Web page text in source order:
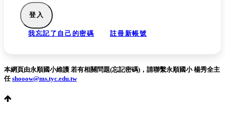
我忘記了自己的密碼 註冊新帳號
本網頁由永順國小維護 若有相關問題(忘記密碼)，請聯繫永順國小 楊秀全主
任shooow@ms.tyc.edu.tw